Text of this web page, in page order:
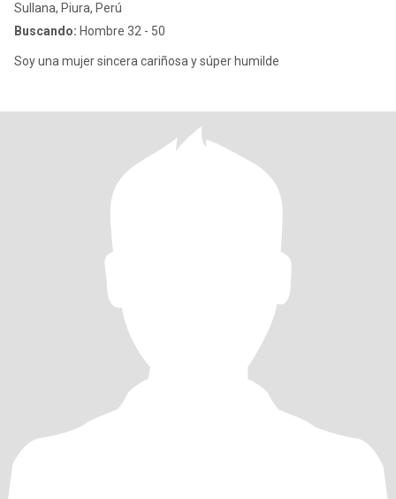
Sullana, Piura, Perú
Buscando: Hombre 32 - 50
Soy una mujer sincera cariñosa y súper humilde